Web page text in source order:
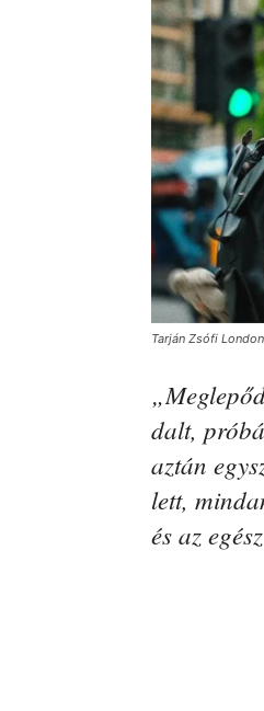
Tarján Zsófi
dalt,
aztán
lett,
és az